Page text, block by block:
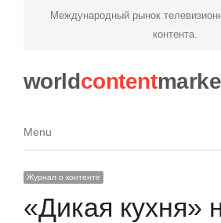
Международный рынок
контента.
worldcontent
Menu
Menu
Журнал о контенте
«Дикая кухня»